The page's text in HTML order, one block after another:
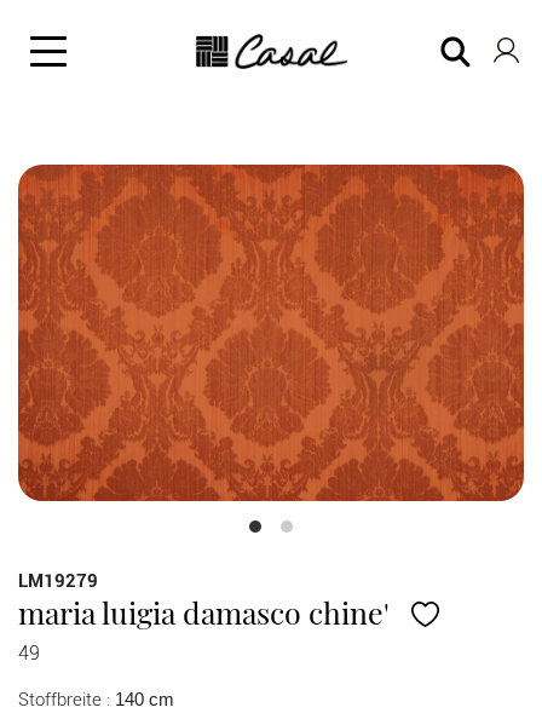
LM19279
maria luigia damasco chine'
49
Stoffbreite : 140 cm